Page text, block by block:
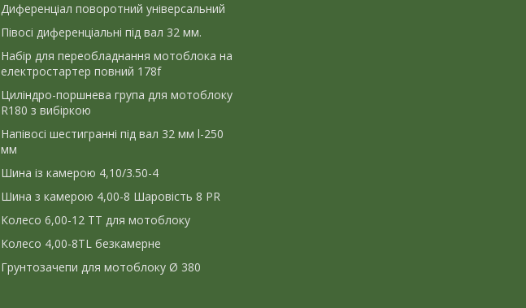
Диференціал поворотний універсальний
Півосі диференціальні під вал 32 мм.
Набір для переобладнання мотоблока на
електростартер повний 178f
Циліндро-поршнева група для мотоблоку
R180 з вибіркою
Напівосі шестигранні під вал 32 мм l-250
мм
Шина із камерою 4,10/3.50-4
Шина з камерою 4,00-8 Шаровість 8 PR
Колесо 6,00-12 ТТ для мотоблоку
Колесо 4,00-8TL безкамерне
Грунтозачепи для мотоблоку Ø 380